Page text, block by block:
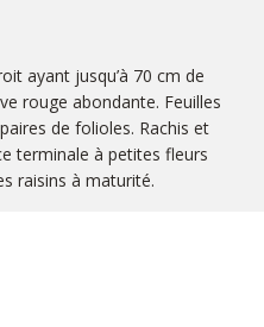
ayant jusqu’à 70 cm de
rouge abondante. Feuilles
de folioles. Rachis et
terminale à petites fleurs
raisins à maturité.